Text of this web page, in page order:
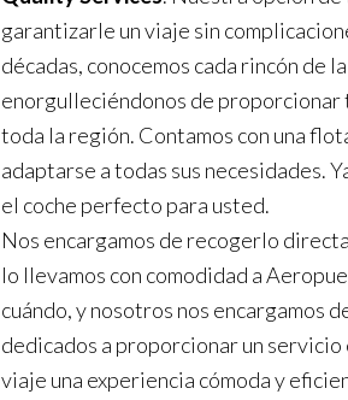
garantizarle un viaje sin
décadas, conocemos cada rincón de
enorgulleciéndonos de
toda la región. Contamos con una
adaptarse a todas sus necesidades.
el coche perfecto para usted.
Nos encargamos de recogerlo
lo llevamos con comodidad a
cuándo, y nosotros nos encargamos
dedicados a proporcionar un servicio
viaje una experiencia cómoda y